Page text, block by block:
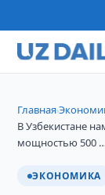
Главная›
В Узбекистане
мощностью 500
ЭКОНОМИКА